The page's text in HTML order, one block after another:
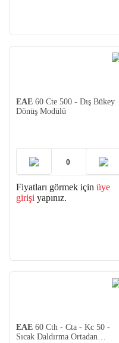
EAE 60 Cte 500 - Dış Bükey
Dönüş Modülü
Fiyatları görmek için üye
girişi yapınız.
EAE 60 Cth - Cta - Kc 50 -
Sıcak Daldırma Ortadan